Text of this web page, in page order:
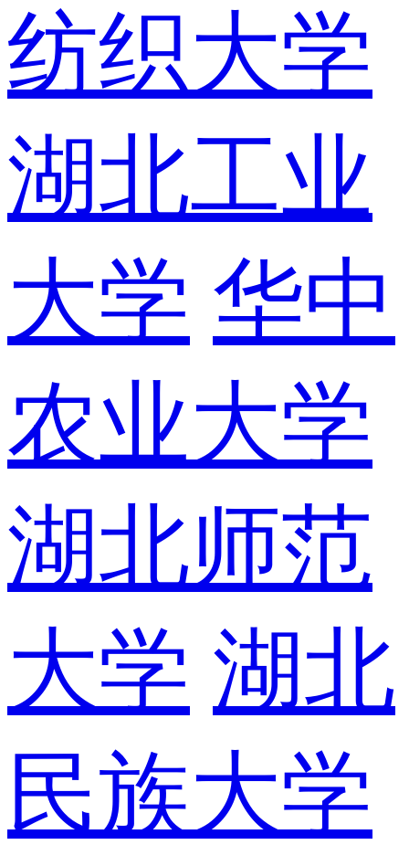
纺织大学
湖北工业
大学 华中
农业大学
湖北师范
大学 湖北
民族大学